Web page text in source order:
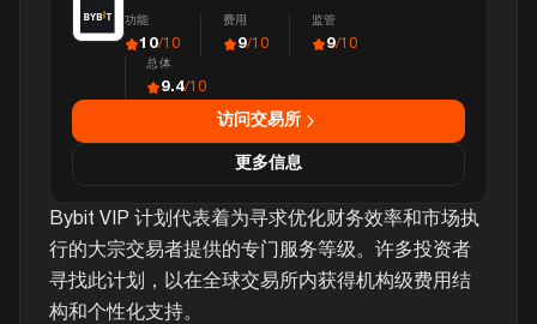
种资产，日交易额超过110亿美元。
功能
10/10
费用
9/10
监管
9/10
总体
9.4/10
访问交易所
更多信息
Bybit VIP 计划代表着为寻求优化财务效率和市场执
行的大宗交易者提供的专门服务等级。许多投资者
寻找此计划，以在全球交易所内获得机构级费用结
构和个性化支持。